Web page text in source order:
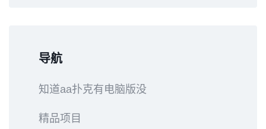
导航
知道aa扑克有电脑版没
精品项目